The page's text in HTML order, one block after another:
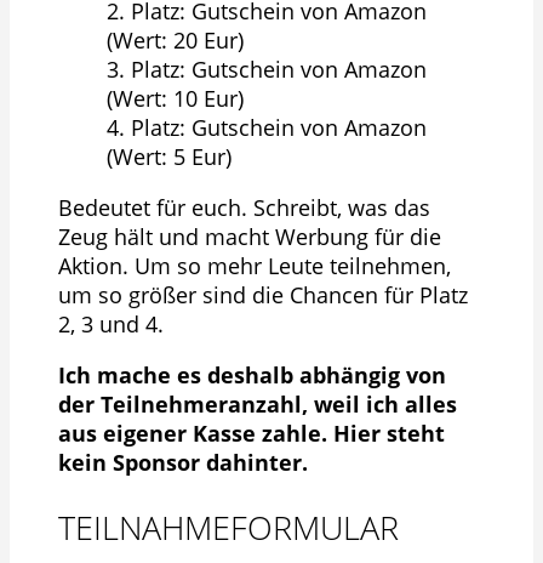
2. Platz: Gutschein von Amazon
(Wert: 20 Eur)
3. Platz: Gutschein von Amazon
(Wert: 10 Eur)
4. Platz: Gutschein von Amazon
(Wert: 5 Eur)
Bedeutet für euch. Schreibt, was das
Zeug hält und macht Werbung für die
Aktion. Um so mehr Leute teilnehmen,
um so größer sind die Chancen für Platz
2, 3 und 4.
Ich mache es deshalb abhängig von
der Teilnehmeranzahl, weil ich alles
aus eigener Kasse zahle. Hier steht
kein Sponsor dahinter.
TEILNAHMEFORMULAR